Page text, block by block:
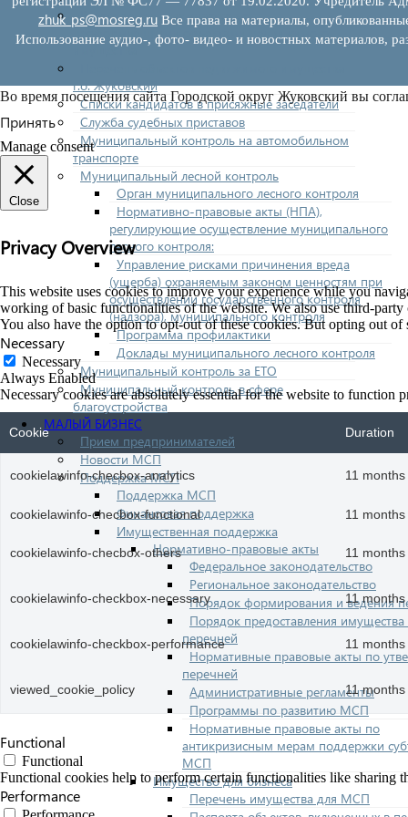
Реестр земельных участков с
неоформленными объектами недвижимого
имущества
г.о. Жуковский
Списки кандидатов в присяжные заседатели
Служба судебных приставов
Муниципальный контроль на автомобильном
транспорте
Муниципальный лесной контроль
Орган муниципального лесного контроля
Нормативно-правовые акты (НПА),
регулирующие осуществление муниципального
лесного контроля:
Управление рисками причинения вреда
(ущерба) охраняемым законом ценностям при
осуществлении государственного контроля
(надзора), муниципального контроля
Программа профилактики
Доклады муниципального лесного контроля
Муниципальный контроль за ЕТО
Муниципальный контроль в сфере
благоустройства
МАЛЫЙ БИЗНЕС
Прием предпринимателей
Новости МСП
Поддержка МСП
Поддержка МСП
Финансовая поддержка
Имущественная поддержка
Нормативно-правовые акты
Федеральное законодательство
Региональное законодательство
Порядок формирования и ведения
Порядок предоставления имущества
перечней
Нормативные правовые акты по
перечней
Административные регламенты
Программы по развитию МСП
Нормативные правовые акты по
антикризисным мерам поддержки
МСП
Имущество для бизнеса
Перечень имущества для МСП
zhuk_ps@mosreg.ru Все права на материалы,
Использование аудио-, фото- видео- и новостных материалов,
Во время посещения сайта Городской округ Жуковский вы
Принять
Manage consent
Close
Privacy Overview
This website uses cookies to improve your experience while you
working of basic functionalities of the website. We also use third-
You also have the option to opt-out of these cookies. But opting out
Necessary
Necessary
Always Enabled
Necessary cookies are absolutely essential for the website to function
Cookie Duration
cookielawinfo-checbox-analytics 11 months
cookielawinfo-checbox-functional 11 months
cookielawinfo-checbox-others 11 months
cookielawinfo-checkbox-necessary 11 months
cookielawinfo-checkbox-performance 11 months
viewed_cookie_policy 11 months
Functional
Functional
Functional cookies help to perform certain functionalities like sharing
Performance